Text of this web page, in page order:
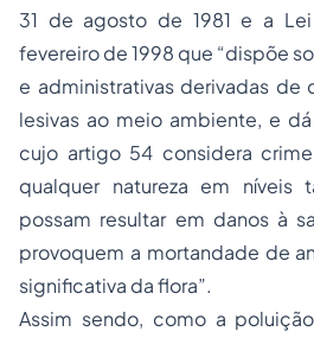
31 de agosto de 1981 e a
fevereiro de 1998 que “dispõe
e administrativas derivadas de
lesivas ao meio ambiente, e
cujo artigo 54 considera
qualquer natureza em níveis
possam resultar em danos à
provoquem a mortandade de
significativa da flora”.
Assim sendo, como a